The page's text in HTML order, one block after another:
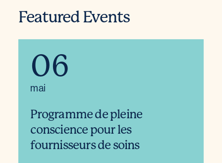
Featured Events
06
mai
Programme de pleine
conscience pour les
fournisseurs de soins